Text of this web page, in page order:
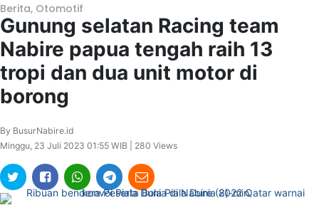
Berita, Otomotif
Gunung selatan Racing team
Nabire papua tengah raih 13
tropi dan dua unit motor di
borong
By BusurNabire.id
Minggu, 23 Juli 2023 01:55 WIB | 280 Views